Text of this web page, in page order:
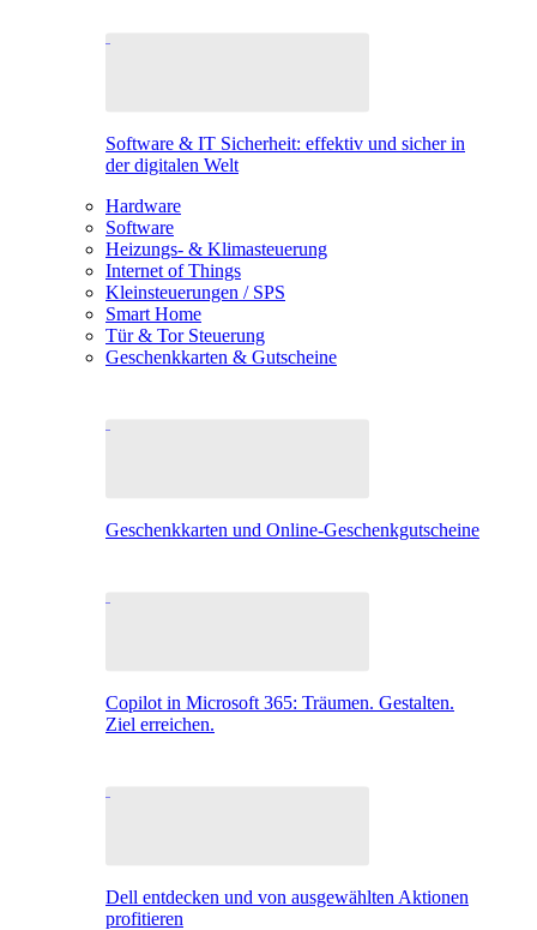
Software & IT Sicherheit: effektiv und sicher in
der digitalen Welt
Hardware
Software
Heizungs- & Klimasteuerung
Internet of Things
Kleinsteuerungen / SPS
Smart Home
Tür & Tor Steuerung
Geschenkkarten & Gutscheine
Geschenkkarten und Online-Geschenkgutscheine
Copilot in Microsoft 365: Träumen. Gestalten.
Ziel erreichen.
Dell entdecken und von ausgewählten Aktionen
profitieren